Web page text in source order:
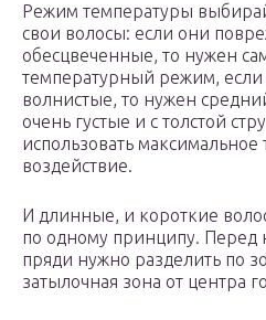
Режим температуры
свои волосы: если они
обесцвеченные, то нужен
температурный режим, если
волнистые, то нужен
очень густые и с толстой
использовать максимальное
воздействие.
И длинные, и короткие
по одному принципу. Перед
пряди нужно разделить по
затылочная зона от центра